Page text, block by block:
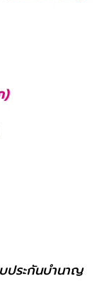
)
ประกันบำนาญ